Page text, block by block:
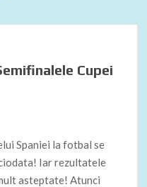
Cupei
Spaniei la fotbal se
Iar rezultatele
asteptate! Atunci